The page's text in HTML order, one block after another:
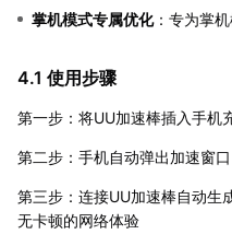
掌机模式专属优化：专为掌
4.1 使用步骤
第一步：将UU加速棒插入手机
第二步：手机自动弹出加速窗
第三步：连接UU加速棒自动生
无卡顿的网络体验